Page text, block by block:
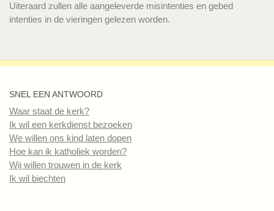
Uiteraard zullen alle aangeleverde misintenties en gebed
intenties in de vieringen gelezen worden.
SNEL EEN ANTWOORD
Waar staat de kerk?
Ik wil een kerkdienst bezoeken
We willen ons kind laten dopen
Hoe kan ik katholiek worden?
Wij willen trouwen in de kerk
Ik wil biechten